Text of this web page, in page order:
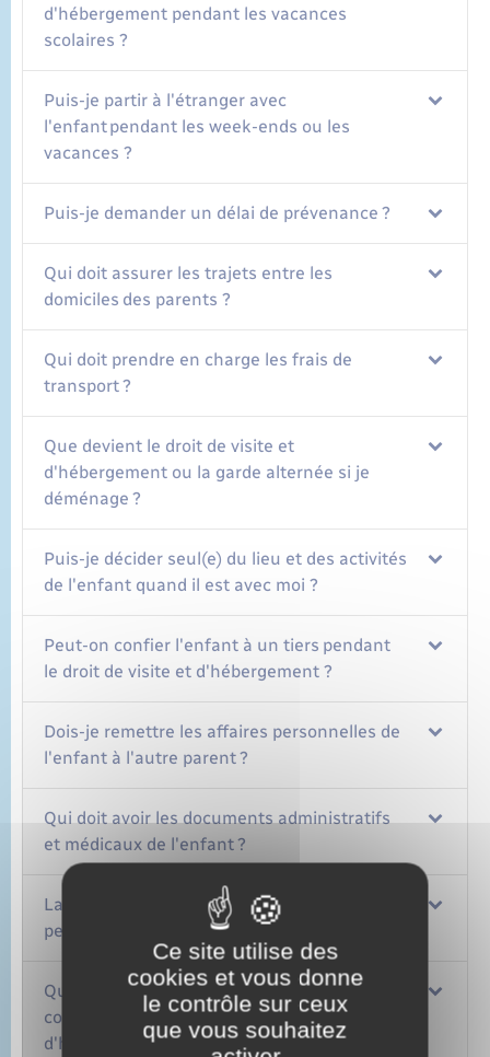
d'hébergement pendant les vacances
scolaires ?
Puis-je partir à l'étranger avec
l'enfant pendant les week-ends ou les
vacances ?
Puis-je demander un délai de prévenance ?
Qui doit assurer les trajets entre les
domiciles des parents ?
Qui doit prendre en charge les frais de
transport ?
Que devient le droit de visite et
d'hébergement ou la garde alternée si je
déménage ?
Puis-je décider seul(e) du lieu et des activités
de l'enfant quand il est avec moi ?
Peut-on confier l'enfant à un tiers pendant
le droit de visite et d'hébergement ?
Dois-je remettre les affaires personnelles de
l'enfant à l'autre parent ?
Qui doit avoir les documents administratifs
et médicaux de l'enfant ?
La pension alimentaire doit-elle être versée
pendant les vacances ?
Que faire en cas de litige avec l'autre parent
concernant le droit de visite et
d'hébergement ou la garde alternée ?
Ce site utilise des
cookies et vous donne
le contrôle sur ceux
que vous souhaitez